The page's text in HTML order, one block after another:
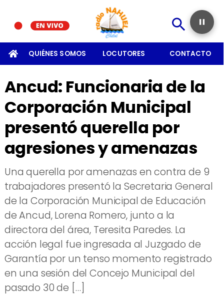
QUIÉNES SOMOS LOCUTORES CONTACTO
Ancud: Funcionaria de la
Corporación Municipal
presentó querella por
agresiones y amenazas
Una querella por amenazas en contra de 9
trabajadores presentó la Secretaria General
de la Corporación Municipal de Educación
de Ancud, Lorena Romero, junto a la
directora del área, Teresita Paredes. La
acción legal fue ingresada al Juzgado de
Garantía por un tenso momento registrado
en una sesión del Concejo Municipal del
pasado 30 de […]